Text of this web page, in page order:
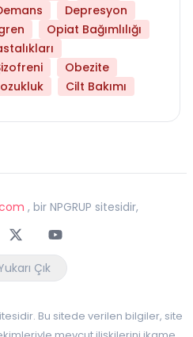
Depresyon
Opiat Bağımlılığı
Obezite
Cilt Bakımı
, bir NPGRUP sitesidir,
TwitterYoutube
Çık
Bu sitede verilen bilgiler, site